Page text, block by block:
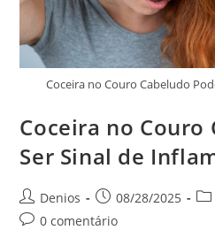
Coceira no Couro Cabeludo
Coceira no Couro
Ser Sinal de
Denios 08/28/2025
0 comentário